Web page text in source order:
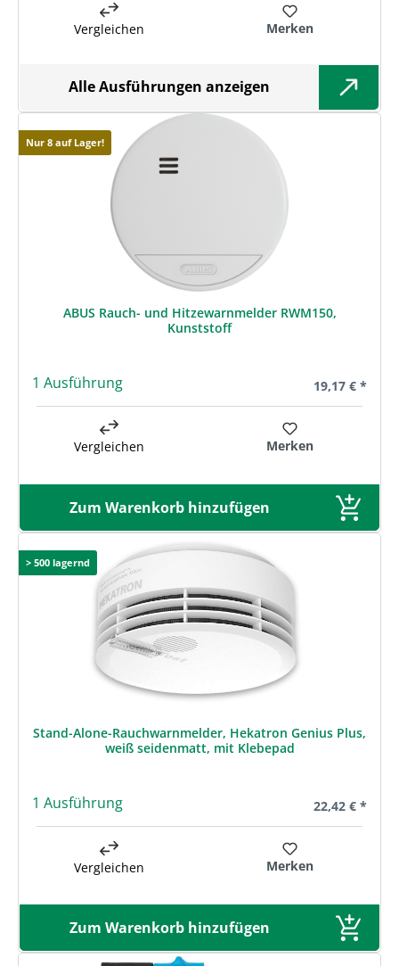
Vergleichen Merken
Alle Ausführungen anzeigen
Nur 8 auf Lager!
ABUS Rauch- und Hitzewarnmelder RWM150,
Kunststoff
1 Ausführung Regulärer
19,17 € *
Vergleichen Merken
Zum Warenkorb hinzufügen
> 500 lagernd
Stand-Alone-Rauchwarnmelder, Hekatron Genius Plus,
weiß seidenmatt, mit Klebepad
1 Ausführung Regulärer
22,42 € *
Vergleichen Merken
Zum Warenkorb hinzufügen